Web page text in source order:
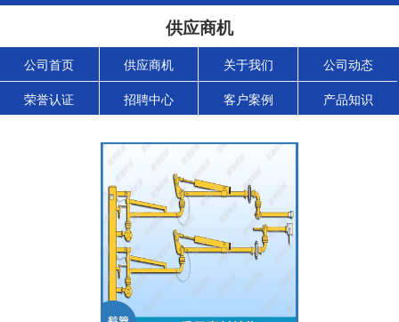
供应商机
公司首页 供应商机 关于我们 公司动态
荣誉认证 招聘中心 客户案例 产品知识